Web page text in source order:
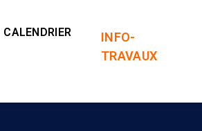
CALENDRIER
INFO-
TRAVAUX